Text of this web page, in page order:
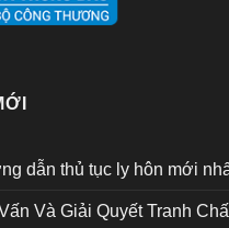
dẫn thủ tục ly hôn mới
Và Giải Quyết Tranh